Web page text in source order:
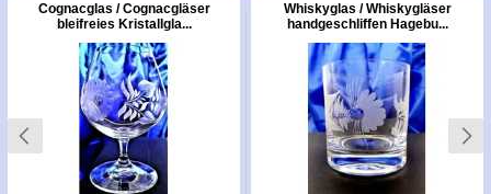
Cognacglas / Cognacgläser
bleifreies Kristallgla...
Whiskyglas / Whiskygläser
handgeschliffen Hagebu...